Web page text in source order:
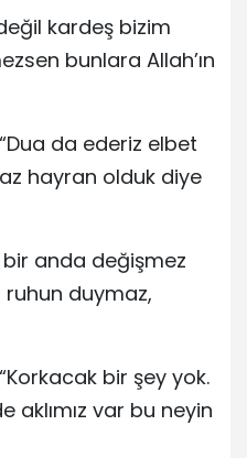
kardeş bizim
bunlara Allah’ın
“Dua da ederiz elbet
hayran olduk diye
bir anda değişmez
duymaz,
“Korkacak bir şey yok.
aklımız var bu neyin